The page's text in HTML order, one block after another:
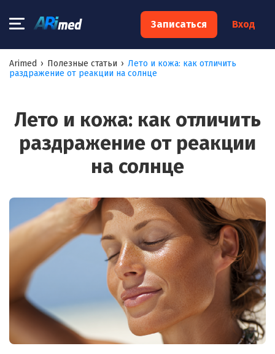
Записаться Вход
Arimed › Полезные статьи › Лето и кожа: как отличить
раздражение от реакции на солнце
Лето и кожа: как отличить
раздражение от реакции
на солнце
×
Запишитесь на консультацию к
специалисту
Ваш телефон:*
Я согласен на обработку моих персональных данных